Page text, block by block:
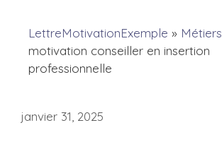
LettreMotivationExemple » Métiers
motivation conseiller en insertion
professionnelle
janvier 31, 2025